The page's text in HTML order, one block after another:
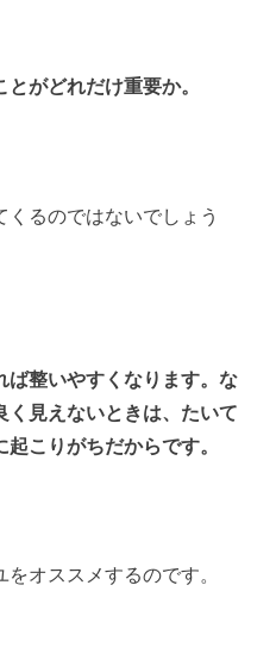
がどれだけ重要か。
るのではないでしょう
ば整いやすくなります。な
く見えないときは、たいて
こりがちだからです。
オススメするのです。